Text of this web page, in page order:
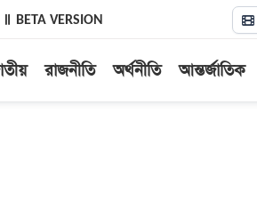
BETA VERSION
রাজনীতি অর্থনীতি আন্তর্জাতিক